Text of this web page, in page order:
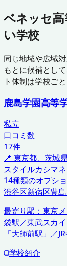
ベネッセ高
い学校
同じ地域や広域
もとに候補とし
ト体制は学校ご
鹿島学園高等
私立
口コミ数
17件
📍 東京都、茨城
スタイルカシマ
14種類のオプシ
渋谷区新宿区豊
最寄り駅： 東京
袋駅／東武スカ
「大師前駅」／
学校紹介